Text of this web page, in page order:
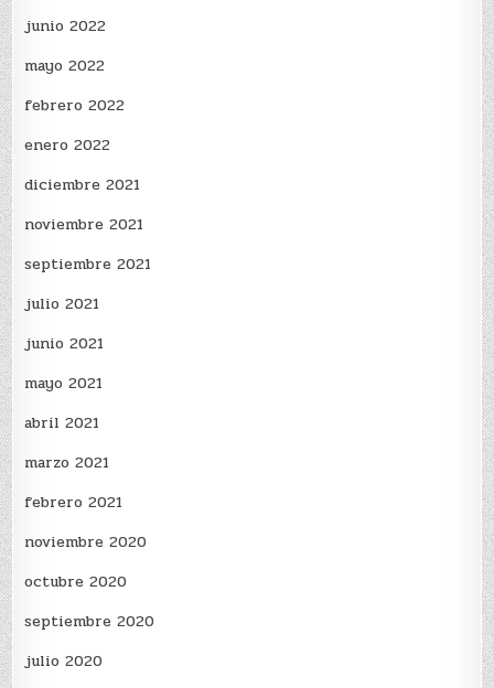
junio 2022
mayo 2022
febrero 2022
enero 2022
diciembre 2021
noviembre 2021
septiembre 2021
julio 2021
junio 2021
mayo 2021
abril 2021
marzo 2021
febrero 2021
noviembre 2020
octubre 2020
septiembre 2020
julio 2020